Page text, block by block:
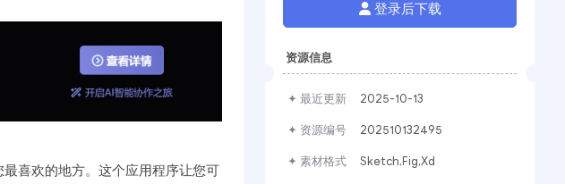
喜欢的地方。这个应用程序让您可
登录后下载
资源信息
✦ 最近更新 2025-10-13
✦ 资源编号 202510132495
✦ 素材格式 Sketch,Fig,Xd